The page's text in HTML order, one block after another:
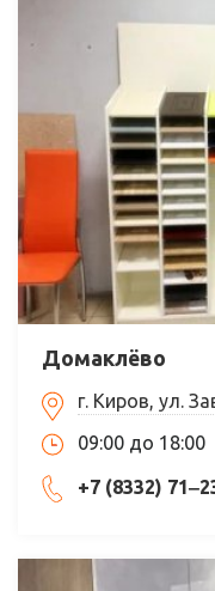
Домаклёво
г. Киров, ул.
09:00 до 18:00
+7 (8332)